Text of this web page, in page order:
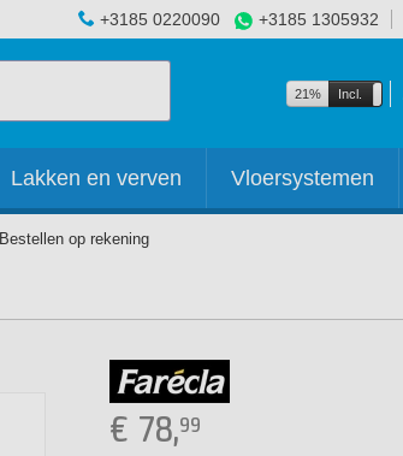
+3185 0220090 +3185 1305932
21% Incl.
Lakken en verven Vloersystemen
Bestellen op rekening
€ 78,99